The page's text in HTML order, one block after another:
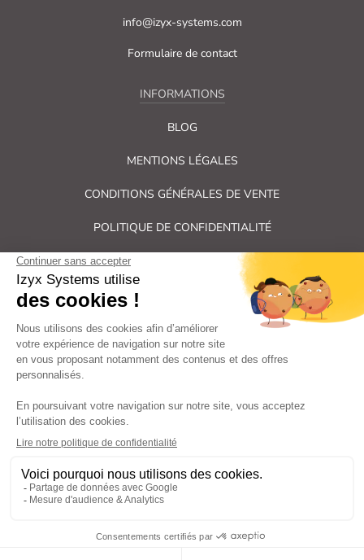
info@izyx-systems.com
Formulaire de contact
INFORMATIONS
BLOG
MENTIONS LÉGALES
CONDITIONS GÉNÉRALES DE VENTE
POLITIQUE DE CONFIDENTIALITÉ
Tous droits réservés Izyx Systems ©
Contrôle des accès et verrouillage de porte : serrure électrique,
gâche électrique, ventouse électromagnétique